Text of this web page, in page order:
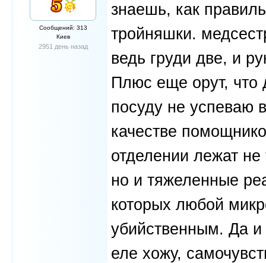
Сообщений: 313
Киев
2951 день назад
знаешь, как
тройняшки.
ведь груди две, и
Плюс еще орут, что
посуду не успеваю
качестве
отделении лежат
но и тяжеленные
которых любой
убийственным. Да и
еле хожу,